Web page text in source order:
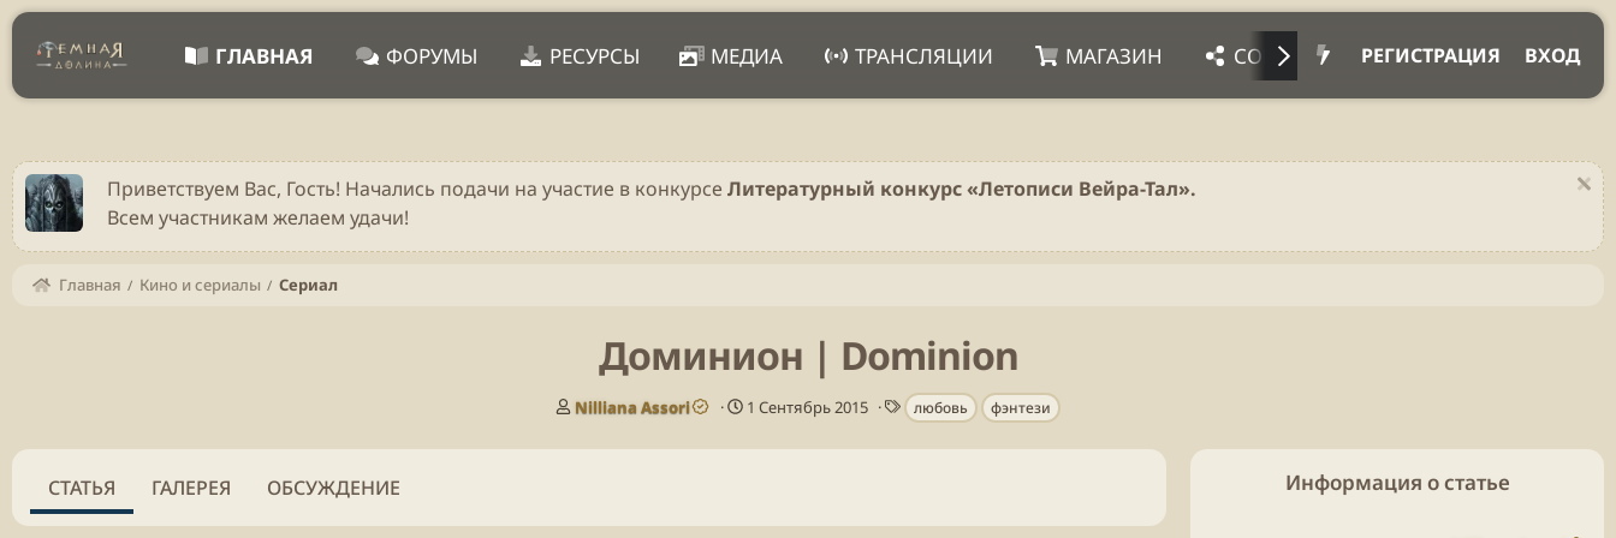
ГЛАВНАЯ ФОРУМЫ РЕСУРСЫ МЕДИА ТРАНСЛЯЦИИ МАГАЗИН СОЦ. СЕТИ ПРОЧЕЕ ВХОД
РЕГИСТРАЦИЯ
Приветствуем Вас, Гость! Начались подачи на участие в конкурсе Литературный конкурс «Летописи Вейра-Тал».
Всем участникам желаем удачи!
Главная Кино и сериалы Сериал
Доминион | Dominion
А
т
Nilliana Assori
Д
т
1 Сентябрь 2015
Т
е
г
любовь фэнтези
СТАТЬЯ ГАЛЕРЕЯ ОБСУЖДЕНИЕ Информация о статье